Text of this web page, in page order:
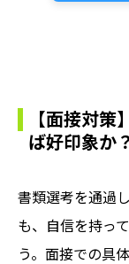
【面接対
ば好印象か？
書類選考を通過
も、自信を持っ
う。面接での具